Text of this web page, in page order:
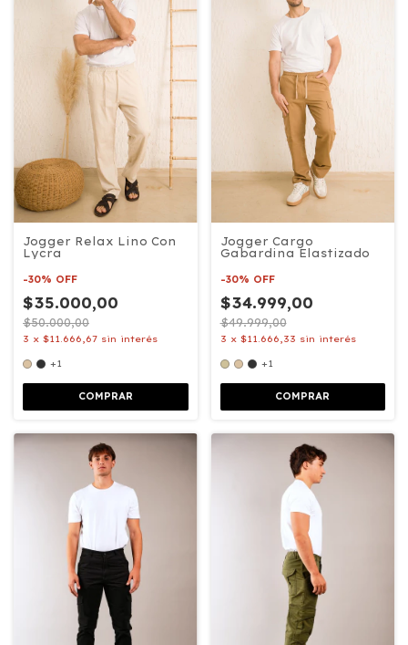
Jogger Relax Lino Con
Lycra
-30% OFF
$35.000,00
$50.000,00
3 x $11.666,67 sin interés
+1
COMPRAR
Jogger Cargo
Gabardina Elastizado
-30% OFF
$34.999,00
$49.999,00
3 x $11.666,33 sin interés
+1
COMPRAR